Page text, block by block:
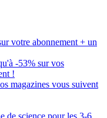
votre abonnement + un
-53% sur vos
!
magazines vous suivent
de science pour les 3-6